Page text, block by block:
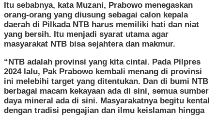
Itu sebabnya, kata Muzani, Prabowo menegaskan
orang-orang yang diusung sebagai calon kepala
daerah di Pilkada NTB harus memiliki hati dan niat
yang bersih. Itu menjadi syarat utama agar
masyarakat NTB bisa sejahtera dan makmur.
“NTB adalah provinsi yang kita cintai. Pada Pilpres
2024 lalu, Pak Prabowo kembali menang di provinsi
ini melebihi target yang ditentukan. Dan di bumi NTB
berbagai macam kekayaan ada di sini, semua sumber
daya mineral ada di sini. Masyarakatnya begitu kental
dengan tradisi pengajian dan ilmu keislaman hingga